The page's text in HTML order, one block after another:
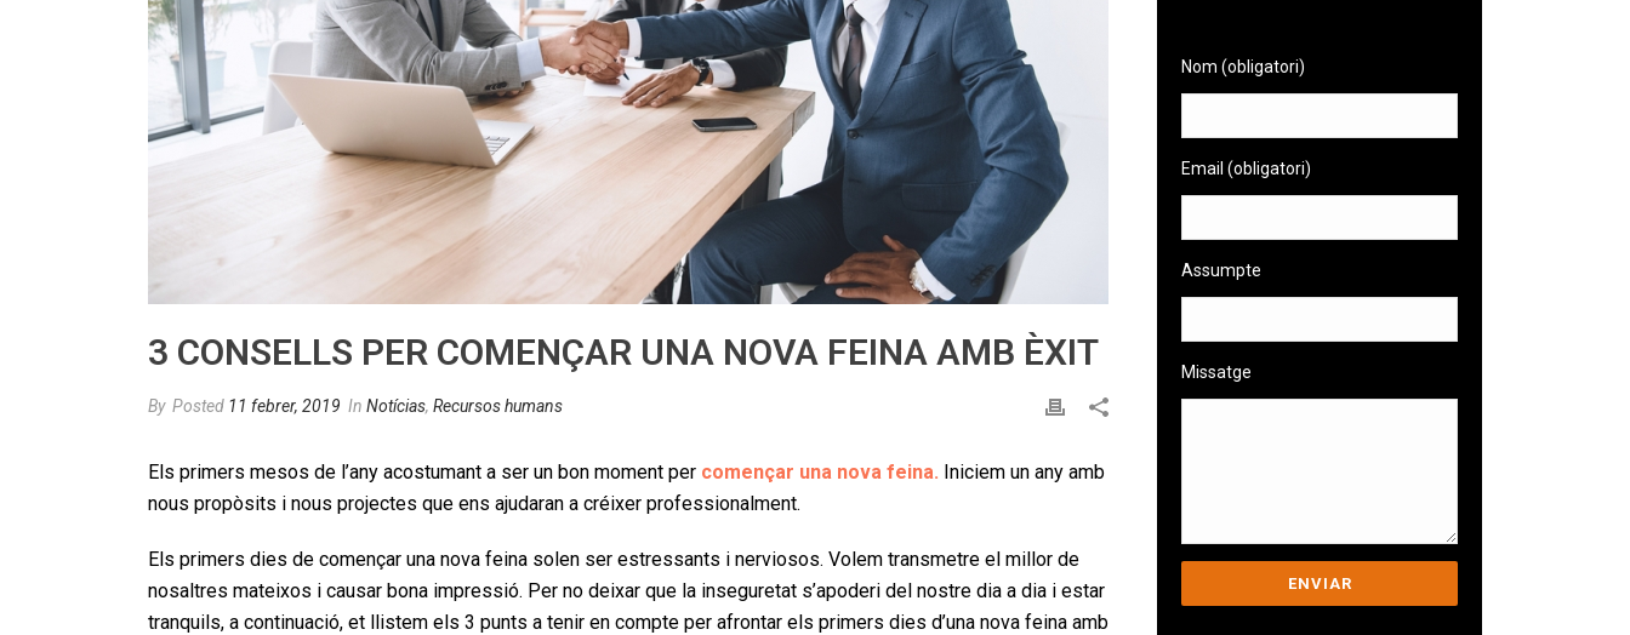
3 CONSELLS PER COMENÇAR UNA NOVA FEINA AMB ÈXIT
By Posted 11 febrer, 2019 In Notícias, Recursos humans
Els primers mesos de l’any acostumant a ser un bon moment per començar una nova feina. Iniciem un any amb
nous propòsits i nous projectes que ens ajudaran a créixer professionalment.
Els primers dies de començar una nova feina solen ser estressants i nerviosos. Volem transmetre el millor de
nosaltres mateixos i causar bona impressió. Per no deixar que la inseguretat s’apoderi del nostre dia a dia i estar
tranquils, a continuació, et llistem els 3 punts a tenir en compte per afrontar els primers dies d’una nova feina amb
Nom (obligatori)
Email (obligatori)
Assumpte
Missatge